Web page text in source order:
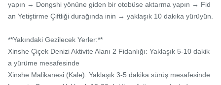
yapın → Dongshi yönüne giden bir otobüse aktarma yapın → Fid
an Yetiştirme Çiftliği durağında inin → yaklaşık 10 dakika yürüyün.
**Yakındaki Gezilecek Yerler:**
Xinshe Çiçek Denizi Aktivite Alanı 2 Fidanlığı: Yaklaşık 5-10 dakik
a yürüme mesafesinde
Xinshe Malikanesi (Kale): Yaklaşık 3-5 dakika sürüş mesafesinde